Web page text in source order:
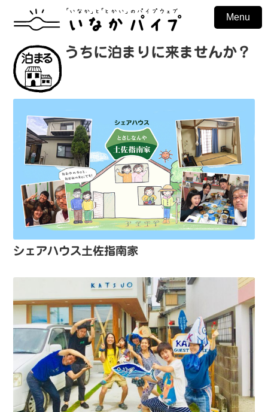
Menu
うちに泊まりに来ませんか？
シェアハウス土佐指南家